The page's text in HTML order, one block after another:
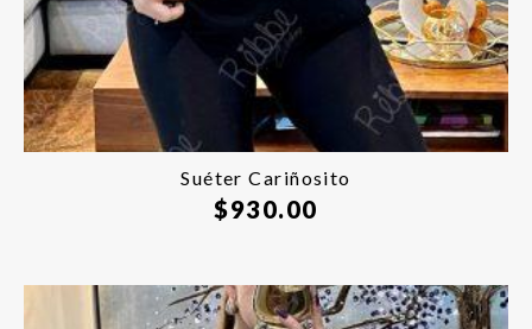
Suéter Cariñosito
$930.00